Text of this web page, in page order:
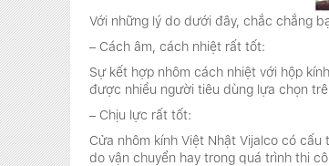
Với những lý do dưới đây, chắc chắng
– Cách âm, cách nhiệt rất tốt:
Sự kết hợp nhôm cách nhiệt với hộp
được nhiều người tiêu dùng lựa chọn
– Chịu lực rất tốt:
Cửa nhôm kính Việt Nhật Vijalco có
do vận chuyển hay trong quá trình thi